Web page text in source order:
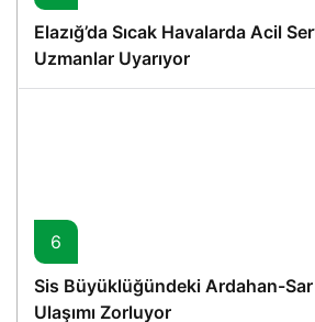
Elazığ’da Sıcak Havalarda Acil
Uzmanlar Uyarıyor
6
Sis Büyüklüğündeki Ardahan-Sar
Ulaşımı Zorluyor